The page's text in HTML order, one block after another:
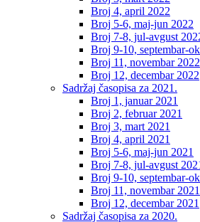
Broj 4, april 2022
Broj 5-6, maj-jun 2022
Broj 7-8, jul-avgust
Broj 9-10, septembar-
Broj 11, novembar 2022
Broj 12, decembar 2022
Sadržaj časopisa za 2021.
Broj 1, januar 2021
Broj 2, februar 2021
Broj 3, mart 2021
Broj 4, april 2021
Broj 5-6, maj-jun 2021
Broj 7-8, jul-avgust
Broj 9-10, septembar-
Broj 11, novembar 2021
Broj 12, decembar 2021
Sadržaj časopisa za 2020.